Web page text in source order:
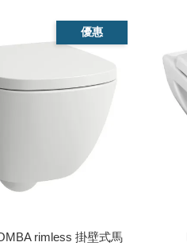
優惠
rimless 掛壁式馬